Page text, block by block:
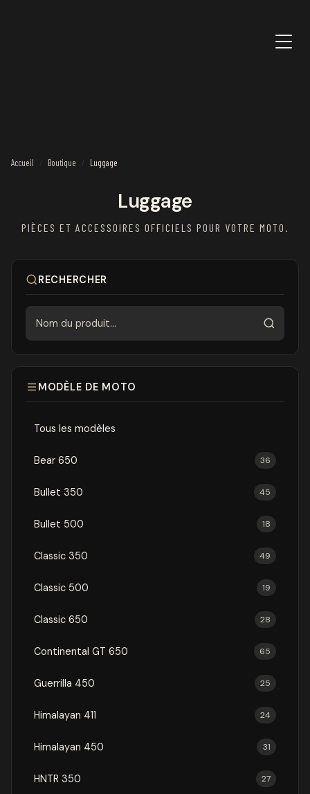
Accueil / Boutique / Luggage
Luggage
PIÈCES ET ACCESSOIRES OFFICIELS POUR VOTRE MOTO.
RECHERCHER
MODÈLE DE MOTO
Tous les modèles
Bear 650 36
Bullet 350 45
Bullet 500 18
Classic 350 49
Classic 500 19
Classic 650 28
Continental GT 650 65
Guerrilla 450 25
Himalayan 411 24
Himalayan 450 31
HNTR 350 27